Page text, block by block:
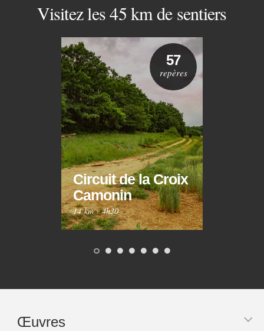
Visitez les 45 km de sentiers
Circuit de la Croix
Camonin
14 km·4h30
57
repères
Œuvres